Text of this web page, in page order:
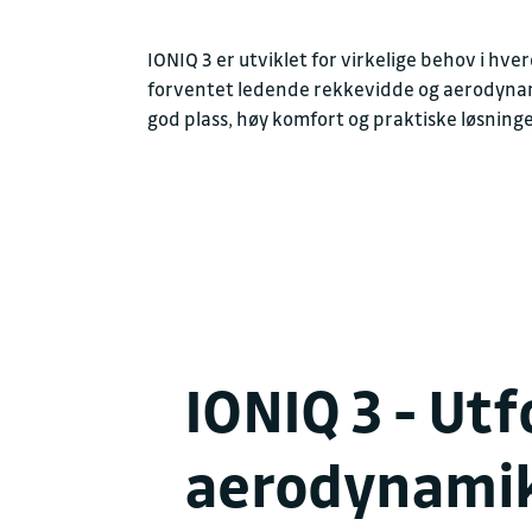
IONIQ 3 er utviklet for virkelige behov i
forventet ledende rekkevidde og
god plass, høy komfort og praktiske
IONIQ 3 -